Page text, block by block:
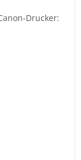
Drucker: